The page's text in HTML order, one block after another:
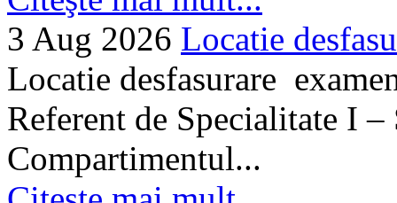
3 Aug 2026 Locatie
Locatie desfasurare
Referent de Specialitate I
Compartimentul...